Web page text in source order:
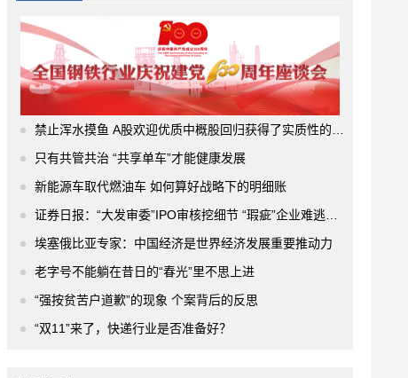
禁止浑水摸鱼 A股欢迎优质中概股回归获得了实质性的进展
只有共管共治 “共享单车”才能健康发展
新能源车取代燃油车 如何算好战略下的明细账
证券日报：“大发审委”IPO审核挖细节 “瑕疵”企业难逃法眼
埃塞俄比亚专家：中国经济是世界经济发展重要推动力
老字号不能躺在昔日的“春光”里不思上进
“强按贫苦户道歉”的现象 个案背后的反思
“双11”来了，快递行业是否准备好？